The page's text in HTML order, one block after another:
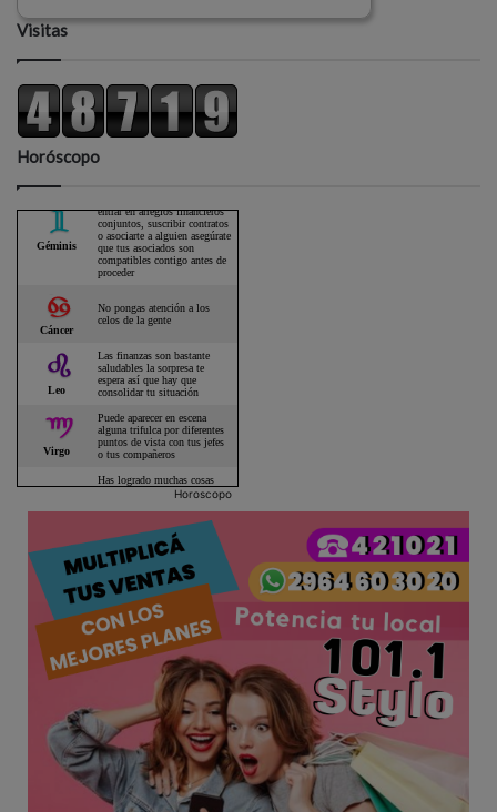
Visitas
Horóscopo
Horoscopo